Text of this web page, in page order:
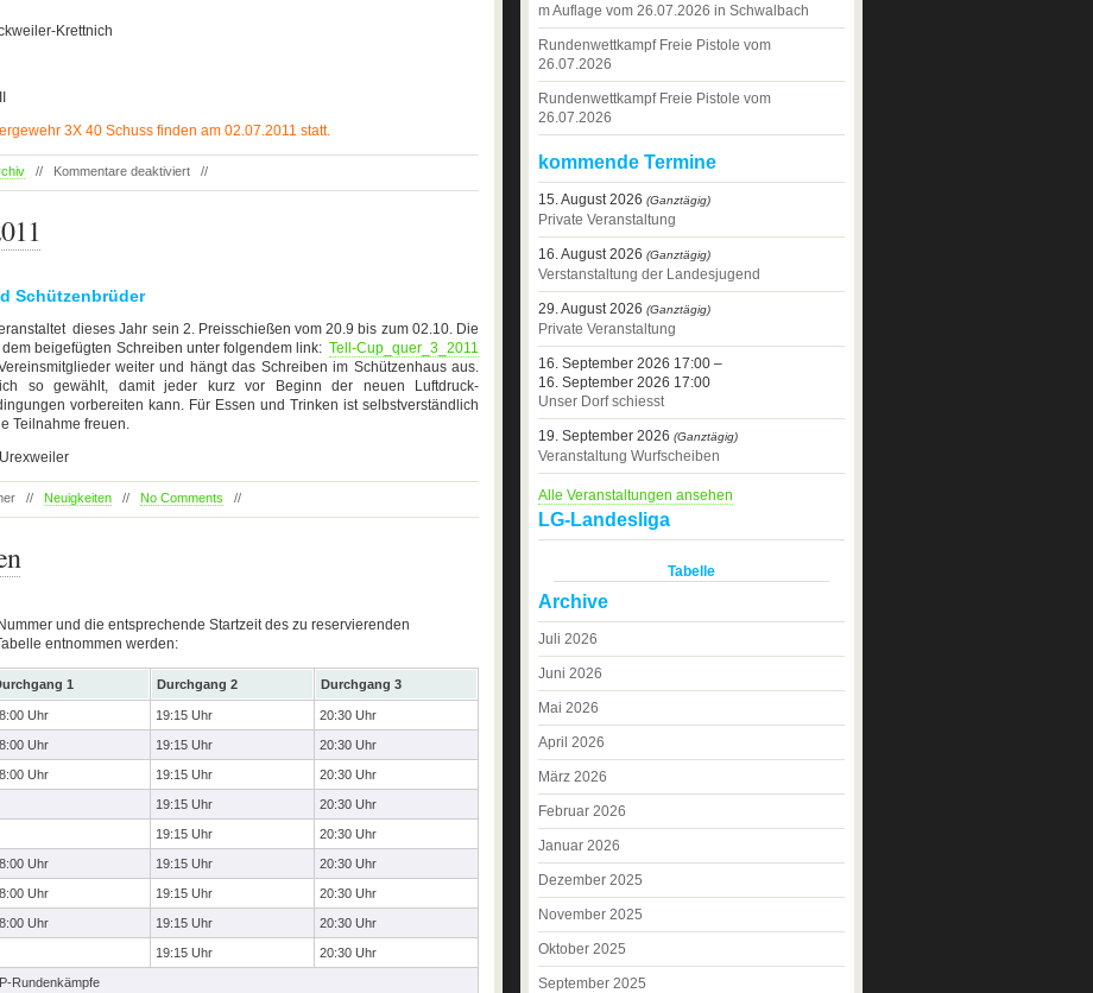
Krettnich
3X 40 Schuss finden am 02.07.2011 statt.
// Kommentare deaktiviert //
Schützenbrüder
dieses Jahr sein 2. Preisschießen vom 20.9 bis zum 02.10. Die
beigefügten Schreiben unter folgendem link: Tell-Cup_quer_3_2011
weiter und hängt das Schreiben im Schützenhaus aus.
so gewählt, damit jeder kurz vor Beginn der neuen Luftdruck-
vorbereiten kann. Für Essen und Trinken ist selbstverständlich
Teilnahme freuen.
// Neuigkeiten // No Comments //
und die entsprechende Startzeit des zu reservierenden
entnommen werden:
1 Durchgang 2 Durchgang 3
Uhr 19:15 Uhr 20:30 Uhr
Uhr 19:15 Uhr 20:30 Uhr
Uhr 19:15 Uhr 20:30 Uhr
19:15 Uhr 20:30 Uhr
19:15 Uhr 20:30 Uhr
Uhr 19:15 Uhr 20:30 Uhr
Uhr 19:15 Uhr 20:30 Uhr
Uhr 19:15 Uhr 20:30 Uhr
19:15 Uhr 20:30 Uhr
Rundenkämpfe
m Auflage vom 26.07.2026 in Schwalbach
Rundenwettkampf Freie Pistole vom
26.07.2026
Rundenwettkampf Freie Pistole vom
26.07.2026
kommende Termine
15. August 2026 (Ganztägig)
Private Veranstaltung
16. August 2026 (Ganztägig)
Verstanstaltung der Landesjugend
29. August 2026 (Ganztägig)
Private Veranstaltung
16. September 2026 17:00 –
16. September 2026 17:00
Unser Dorf schiesst
19. September 2026 (Ganztägig)
Veranstaltung Wurfscheiben
Alle Veranstaltungen ansehen
LG-Landesliga
Tabelle
Archive
Juli 2026
Juni 2026
Mai 2026
April 2026
März 2026
Februar 2026
Januar 2026
Dezember 2025
November 2025
Oktober 2025
September 2025